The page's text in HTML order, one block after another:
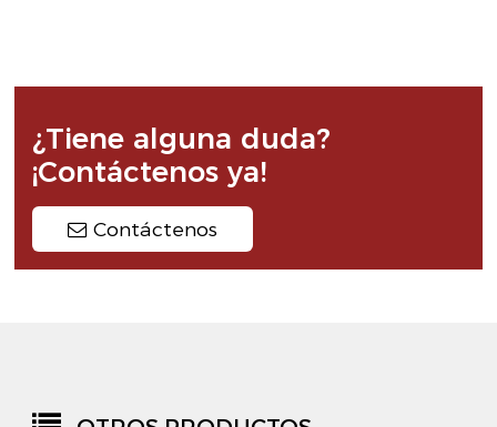
¿Tiene alguna duda?
¡Contáctenos ya!
Contáctenos